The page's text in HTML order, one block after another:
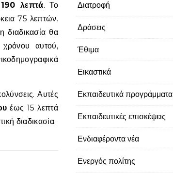
190 λεπτά. Το
75 λεπτών.
διαδικασία θα
αυτού,
Αυτές
έως 15 λεπτά
διαδικασία.
Διατροφή
Δράσεις
Έθιμα
Εικαστικά
Εκπαιδευτικά προγράμματα
Εκπαιδευτικές επισκέψεις
Ενδιαφέροντα νέα
Ενεργός πολίτης